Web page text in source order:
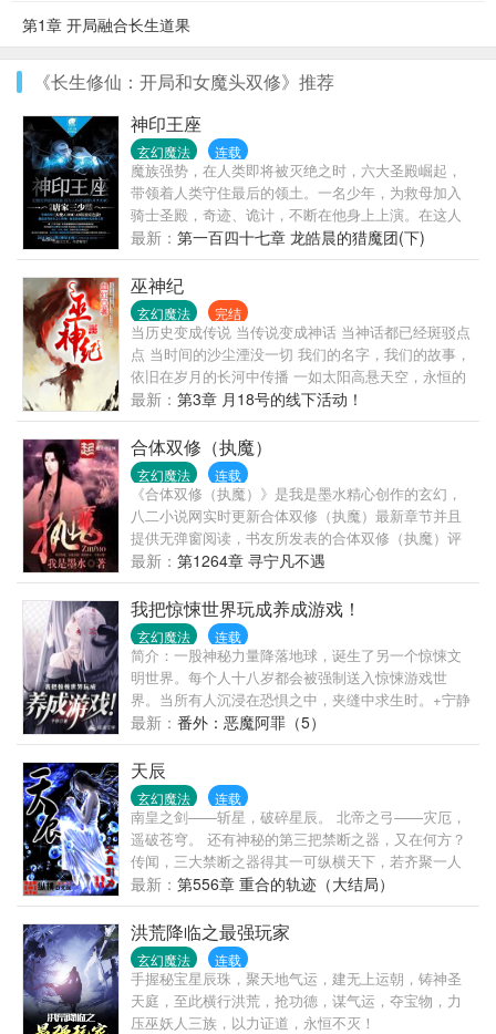
第1章 开局融合长生道果
《长生修仙：开局和女魔头双修》推荐
神印王座
玄幻魔法 连载
魔族强势，在人类即将被灭绝之时，六大圣殿崛起，
带领着人类守住最后的领土。一名少年，为救母加入
骑士圣殿，奇迹、诡计，不断在他身上上演。在这人
类六大圣殿与魔族七十二柱魔神相互倾轧的世界，他
能否登上象征着骑士最高荣耀的神印王座？
最新： 第一百四十七章 龙皓晨的猎魔团(下)
巫神纪
玄幻魔法 完结
当历史变成传说 当传说变成神话 当神话都已经斑驳点
点 当时间的沙尘湮没一切 我们的名字，我们的故事，
依旧在岁月的长河中传播 一如太阳高悬天空，永恒的
照耀大地，永远不会熄灭 记住，曾经有这样的一群
人，他们昂首挺立在天地之间，好像擎天之柱，从没
有对任何人弯腰屈膝 他们手握风雷，他们脚踏龙蛇，
他们拳裂大地，他们掌碎星辰；他们是我们的先祖，
他们和我们有同源的血脉，他们行走在大地时自称为
巫，他们破碎虚空后是为巫神！
最新： 第3章 月18号的线下活动！
合体双修（执魔）
玄幻魔法 连载
《合体双修（执魔）》是我是墨水精心创作的玄幻，
八二小说网实时更新合体双修（执魔）最新章节并且
提供无弹窗阅读，书友所发表的合体双修（执魔）评
论，并不代表八二小说网赞同或者支持合体双修（执
魔）读者的观点。
最新： 第1264章 寻宁凡不遇
我把惊悚世界玩成养成游戏！
玄幻魔法 连载
简介：一股神秘力量降落地球，诞生了另一个惊悚文
明世界。每个人十八岁都会被强制送入惊悚游戏世
界。当所有人沉浸在恐惧之中，夹缝中求生时。+宁静
小说+ m.njxs.com秦诺却发现自己能通过左右鬼的情
绪，获得系统奖励，并且每完成一次副本，就能在惊
悚世界建立自己产业。于是，阴泉餐厅当传菜员、死
亡医院当主治医生、冥间酒店当服务员、恐怖高校当
教课老师……当秦诺疯狂去完成一个个副本时，最后
突然发现，自己竟成了鬼界巨擘。
最新： 番外：恶魔阿罪（5）
天辰
玄幻魔法 连载
南皇之剑——斩星，破碎星辰。 北帝之弓——灾厄，
遥破苍穹。 还有神秘的第三把禁断之器，又在何方？
传闻，三大禁断之器得其一可纵横天下，若齐聚一人
之身，又会如何？ 《天辰》，讲述的是一个践踏天下
的神之子，与两个被诅咒的神之女。 主角智力极高。
本书适合全控，尤其是萝莉控和神女控。 龙：
53463685，辰：30562110，玄：79443535，天：
65998054 火星5521
最新： 第556章 重合的轨迹（大结局）
洪荒降临之最强玩家
玄幻魔法 连载
手握秘宝星辰珠，聚天地气运，建无上运朝，铸神圣
天庭，至此横行洪荒，抢功德，谋气运，夺宝物，力
压巫妖人三族，以力证道，永恒不灭！